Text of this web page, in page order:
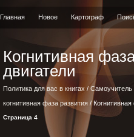
Главная Новое Картограф
Когнитивная
двигатели
Политика для вас в книгах /Самоучитель
когнитивная фаза развития /
Страница 4